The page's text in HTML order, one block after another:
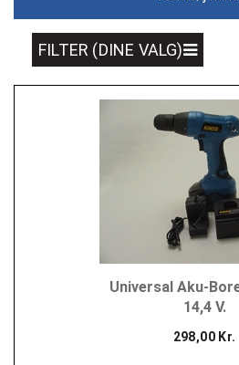
FILTER (DINE VALG)
Universal Aku-
14,4 V.
298,00 Kr.